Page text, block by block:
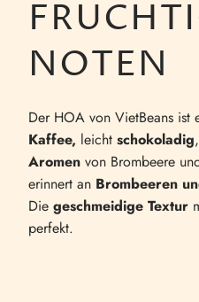
NOTEN
Der HOA von VietBeans ist
Kaffee, leicht schokoladig
Aromen von Brombeere
erinnert an Brombeeren
Die geschmeidige Textur
perfekt.